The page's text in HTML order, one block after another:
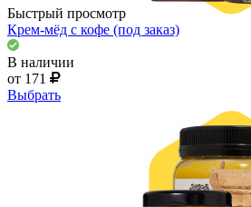
Быстрый просмотр
Крем-мёд с кофе (под заказ)
В наличии
от 171
Выбрать